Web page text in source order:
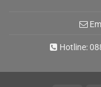
Hotline: